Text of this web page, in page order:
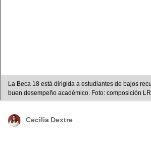
La Beca 18 está dirigida a estudiantes de bajos
buen desempeño académico. Foto: composición
Cecilia Dextre